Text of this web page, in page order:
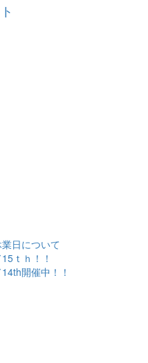
日について
ｔｈ！！
開催中！！